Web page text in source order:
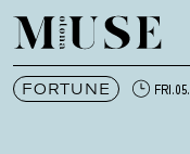
オトナミュ
FORTUNE